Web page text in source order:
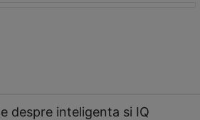
despre inteligenta si IQ